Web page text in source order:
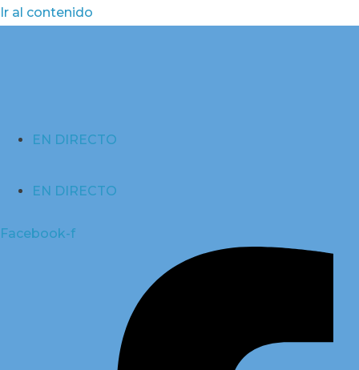
Ir al contenido
EN DIRECTO
EN DIRECTO
Facebook-f